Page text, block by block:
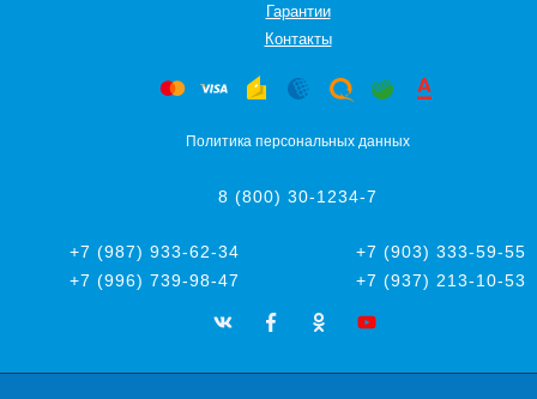
Гарантии
Контакты
Политика персональных данных
8 (800) 30-1234-7
+7 (987) 933-62-34
+7 (903) 333-59-55
+7 (996) 739-98-47
+7 (937) 213-10-53